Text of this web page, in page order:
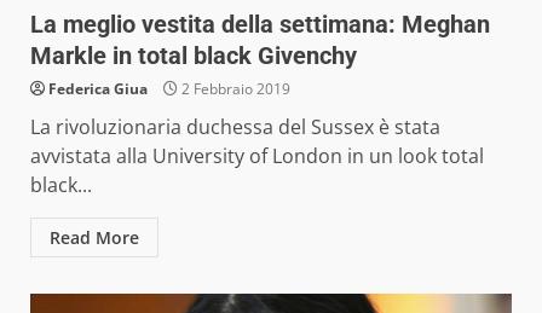
La meglio vestita della settimana: Meghan
Markle in total black Givenchy
Federica Giua 2 Febbraio 2019
La rivoluzionaria duchessa del Sussex è stata
avvistata alla University of London in un look total
black...
Read More